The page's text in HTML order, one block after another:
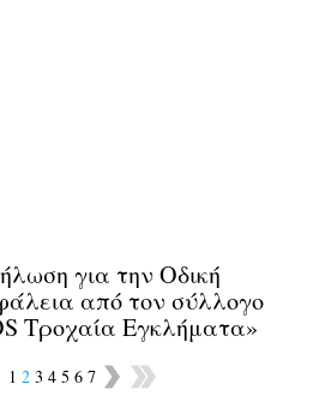
για την Οδική
από τον σύλλογο
Τροχαία Εγκλήματα»
1 2 3 4 5 6 7